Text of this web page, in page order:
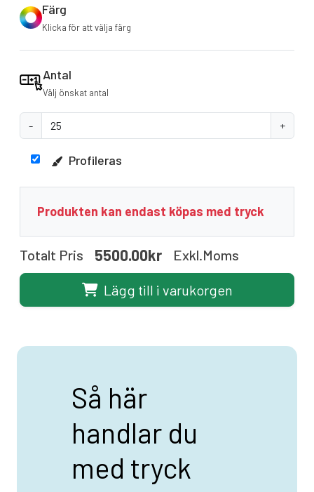
Färg
Klicka för att välja färg
Antal
Välj önskat antal
- +
Profileras
Produkten kan endast köpas med tryck
Totalt Pris 5500.00kr Exkl.moms
Lägg till i varukorgen
Så här
handlar du
med tryck